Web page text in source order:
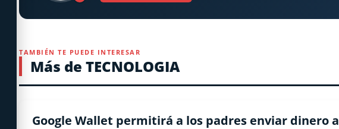
TAMBIÉN TE PUEDE INTERESAR
Más de TECNOLOGIA
CELULARES
Google Wallet permitirá a los padres enviar dinero a